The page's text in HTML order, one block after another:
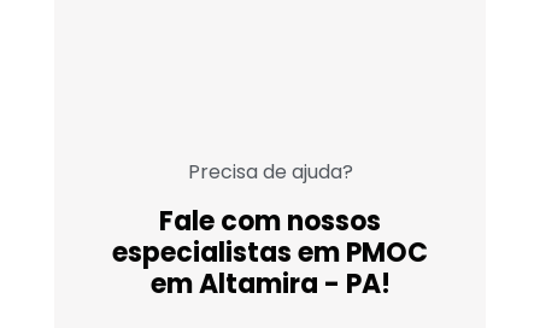
Precisa de ajuda?
Fale com nossos
especialistas em PMOC
em Altamira - PA!